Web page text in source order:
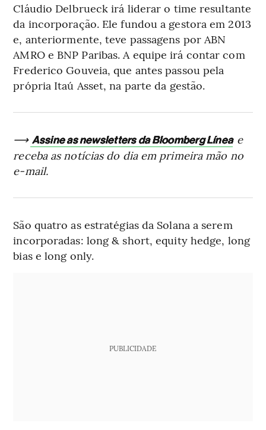
Cláudio Delbrueck irá liderar o time resultante
da incorporação. Ele fundou a gestora em 2013
e, anteriormente, teve passagens por ABN
AMRO e BNP Paribas. A equipe irá contar com
Frederico Gouveia, que antes passou pela
própria Itaú Asset, na parte da gestão.
⟶ Assine as newsletters da Bloomberg Línea e
receba as notícias do dia em primeira mão no
e-mail.
São quatro as estratégias da Solana a serem
incorporadas: long & short, equity hedge, long
bias e long only.
PUBLICIDADE